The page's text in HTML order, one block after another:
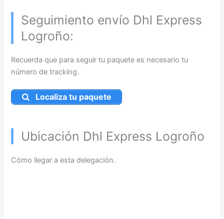
Seguimiento envío Dhl Express
Logroño:
Recuerda que para seguir tu paquete es necesario tu
número de tracking.
Localiza tu paquete
Ubicación Dhl Express Logroño
Cómo llegar a esta delegación.